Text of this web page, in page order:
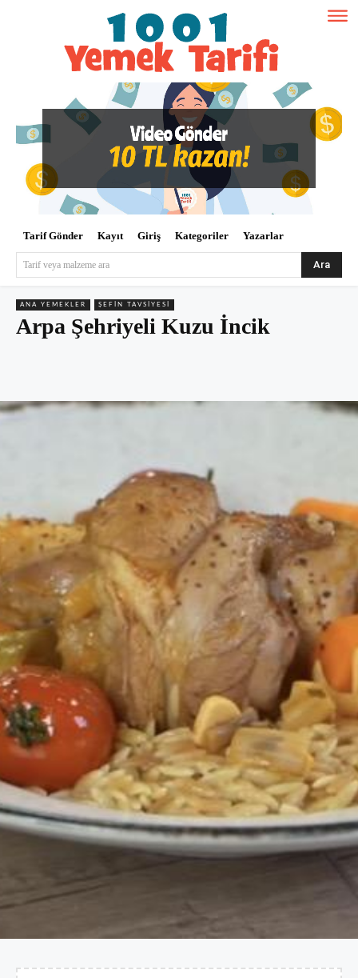
Tarif Gönder Kayıt Giriş Kategoriler Yazarlar
Tarif veya malzeme ara Ara
ANA YEMEKLER ŞEFIN TAVSIYESI
Arpa Şehriyeli Kuzu İncik